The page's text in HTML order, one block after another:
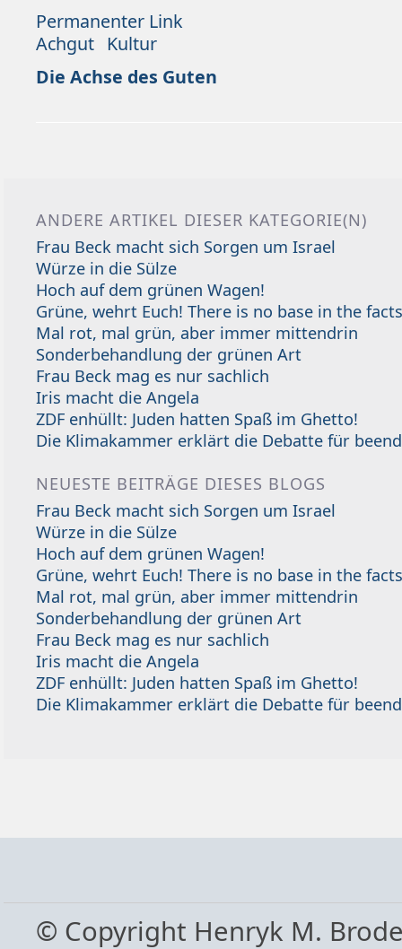
Permanenter Link
Achgut Kultur
Die Achse des Guten
ANDERE ARTIKEL DIESER KATEGORIE(N)
Frau Beck macht sich Sorgen um Israel
Würze in die Sülze
Hoch auf dem grünen Wagen!
Grüne, wehrt Euch! There is no base in the
Mal rot, mal grün, aber immer mittendrin
Sonderbehandlung der grünen Art
Frau Beck mag es nur sachlich
Iris macht die Angela
ZDF enhüllt: Juden hatten Spaß im Ghetto!
Die Klimakammer erklärt die Debatte für
NEUESTE BEITRÄGE DIESES BLOGS
Frau Beck macht sich Sorgen um Israel
Würze in die Sülze
Hoch auf dem grünen Wagen!
Grüne, wehrt Euch! There is no base in the
Mal rot, mal grün, aber immer mittendrin
Sonderbehandlung der grünen Art
Frau Beck mag es nur sachlich
Iris macht die Angela
ZDF enhüllt: Juden hatten Spaß im Ghetto!
Die Klimakammer erklärt die Debatte für
© Copyright Henryk M.